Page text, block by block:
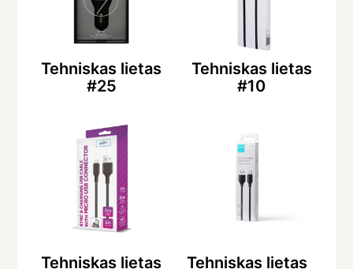
Tehniskas lietas
#25
Tehniskas lietas
#10
Tehniskas lietas
Tehniskas lietas